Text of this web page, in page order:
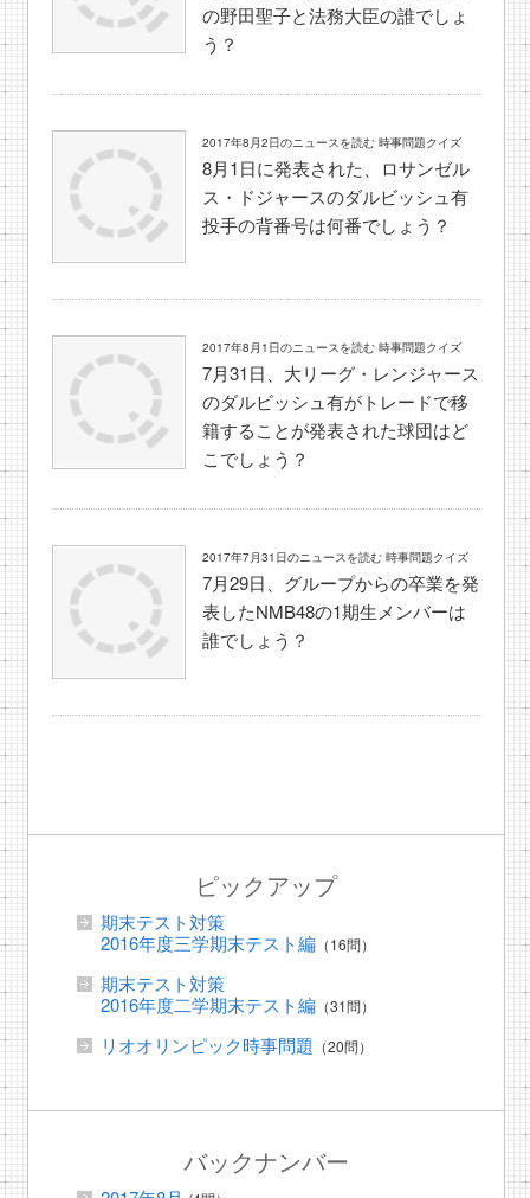
の野田聖子と法務大臣の誰でしょ
う？
2017年8月2日のニュースを読む 時事問題クイズ
8月1日に発表された、ロサンゼル
ス・ドジャースのダルビッシュ有
投手の背番号は何番でしょう？
2017年8月1日のニュースを読む 時事問題クイズ
7月31日、大リーグ・レンジャース
のダルビッシュ有がトレードで移
籍することが発表された球団はど
こでしょう？
2017年7月31日のニュースを読む 時事問題クイズ
7月29日、グループからの卒業を発
表したNMB48の1期生メンバーは
誰でしょう？
ピックアップ
期末テスト対策
2016年度三学期末テスト編（16問）
期末テスト対策
2016年度二学期末テスト編（31問）
リオオリンピック時事問題 （20問）
バックナンバー